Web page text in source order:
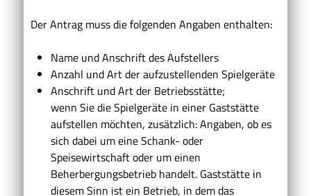
Der Antrag muss die folgenden Angaben enthalten:
Name und Anschrift des Aufstellers
Anzahl und Art der aufzustellenden Spielgeräte
Anschrift und Art der Betriebsstätte;
wenn Sie die Spielgeräte in einer Gaststätte
aufstellen möchten, zusätzlich: Angaben, ob es
sich dabei um eine Schank- oder
Speisewirtschaft oder um einen
Beherbergungsbetrieb handelt. Gaststätte in
diesem Sinn ist ein Betrieb, in dem das